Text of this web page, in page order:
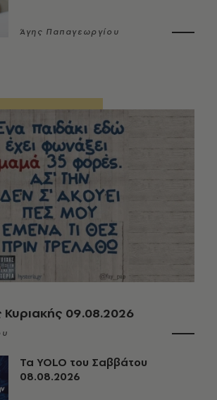
Άγης Παπαγεωργίου
Κυριακής 09.08.2026
Τα YOLO του Σαββάτου
08.08.2026